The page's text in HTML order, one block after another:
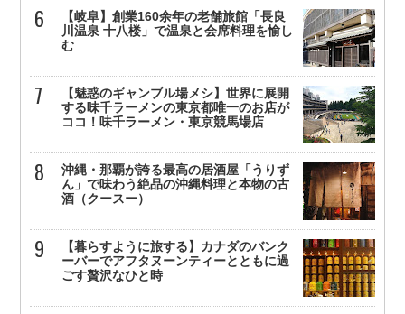
【岐阜】創業160余年の老舗旅館「長良
川温泉 十八楼」で温泉と会席料理を愉し
む
【魅惑のギャンブル場メシ】世界に展開
する味千ラーメンの東京都唯一のお店が
ココ！味千ラーメン・東京競馬場店
沖縄・那覇が誇る最高の居酒屋「うりず
ん」で味わう絶品の沖縄料理と本物の古
酒（クースー）
【暮らすように旅する】カナダのバンク
ーバーでアフタヌーンティーとともに過
ごす贅沢なひと時